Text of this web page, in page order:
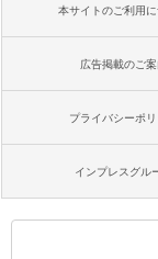
本サイトのご利用
広告掲載のご案
プライバシーポ
インプレスグル